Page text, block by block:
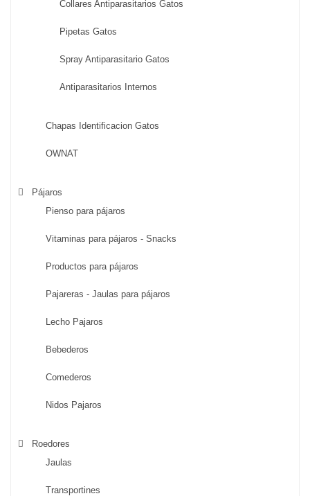
Collares Antiparasitarios Gatos
Pipetas Gatos
Spray Antiparasitario Gatos
Antiparasitarios Internos
Chapas Identificacion Gatos
OWNAT
Pájaros
Pienso para pájaros
Vitaminas para pájaros - Snacks
Productos para pájaros
Pajareras - Jaulas para pájaros
Lecho Pajaros
Bebederos
Comederos
Nidos Pajaros
Roedores
Jaulas
Transportines